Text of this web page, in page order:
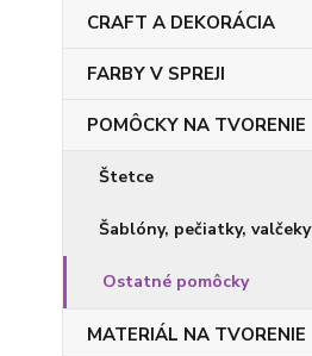
CRAFT A DEKORÁCIA
FARBY V SPREJI
POMÔCKY NA TVORENIE
Štetce
Šablóny, pečiatky, valčeky
Ostatné pomôcky
MATERIÁL NA TVORENIE